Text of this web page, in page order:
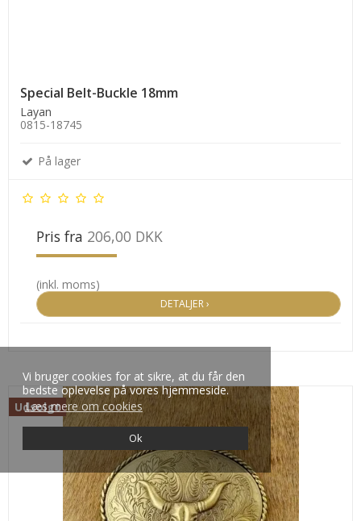
Vi bruger cookies for at sikre, at du får den
bedste oplevelse på vores hjemmeside.
Læs mere om cookies
Ok
Special Belt-Buckle 18mm
Layan
0815-18745
På lager
Pris fra 206,00 DKK
(inkl. moms)
DETALJER ›
Udsolgt